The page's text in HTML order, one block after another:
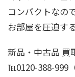
コンパクトなので
お部屋を圧迫す
新品・中古品 買
℡0120-388-999